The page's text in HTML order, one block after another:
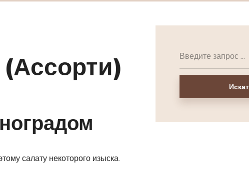
салату некоторого изыска.